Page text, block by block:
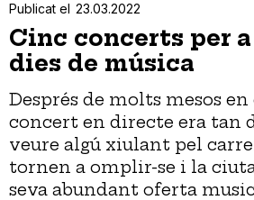
Publicat el 23.03.2022
Cinc concerts per
dies de música
Després de molts mesos
concert en directe era tan
veure algú xiulant pel
tornen a omplir-se i la
seva abundant oferta